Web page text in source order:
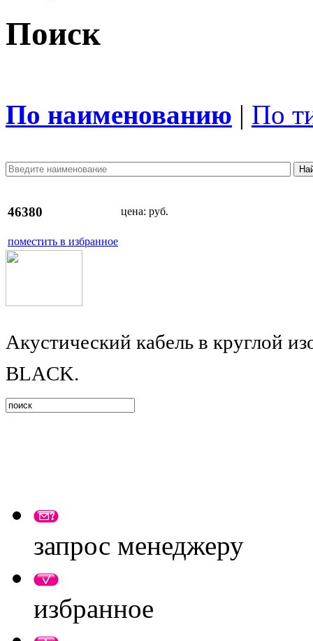
Поиск
По наименованию | По
46380 цена: руб.
поместить в избранное
Акустический кабель в круглой
BLACK.
запрос менеджеру
избранное